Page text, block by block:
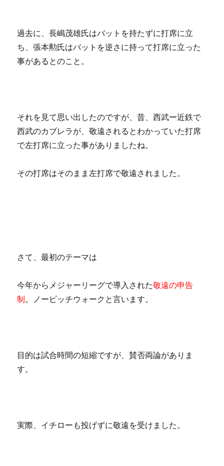
過去に、長嶋茂雄氏はバットを持たずに打席に立
ち、張本勲氏はバットを逆さに持って打席に立った
事があるとのこと。
それを見て思い出したのですが、昔、西武ー近鉄で
西武のカブレラが、敬遠されるとわかっていた打席
で左打席に立った事がありましたね。
その打席はそのまま左打席で敬遠されました。
さて、最初のテーマは
今年からメジャーリーグで導入された敬遠の申告
制。ノーピッチウォークと言います。
目的は試合時間の短縮ですが、賛否両論がありま
す。
実際、イチローも投げずに敬遠を受けました。